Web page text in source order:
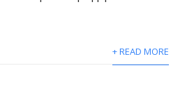
+ READ MORE